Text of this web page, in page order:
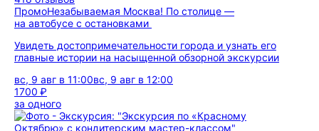
ПромоНезабываемая Москва! По столице —
на автобусе с остановками
Увидеть достопримечательности города и узнать его
главные истории на насыщенной обзорной экскурсии
вс, 9 авг в 11:00вс, 9 авг в 12:00
1700 ₽
за одного